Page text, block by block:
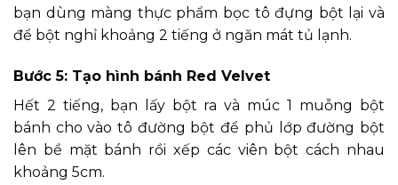
bạn dùng màng thực phẩm bọc tô đựng bột lại và
để bột nghỉ khoảng 2 tiếng ở ngăn mát tủ lạnh.
Bước 5: Tạo hình bánh Red Velvet
Hết 2 tiếng, bạn lấy bột ra và múc 1 muỗng bột
bánh cho vào tô đường bột để phủ lớp đường bột
lên bề mặt bánh rồi xếp các viên bột cách nhau
khoảng 5cm.